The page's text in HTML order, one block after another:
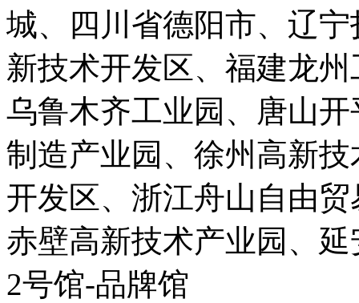
城、四川省德阳市、辽
新技术开发区、福建龙
乌鲁木齐工业园、唐山
制造产业园、徐州高新
开发区、浙江舟山自由
赤壁高新技术产业园、
2号馆-品牌馆